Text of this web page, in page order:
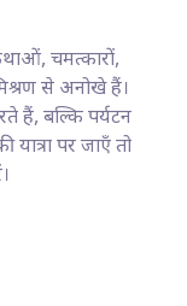
चमत्कारों,
से अनोखे हैं।
हैं, बल्कि पर्यटन
पर जाएँ तो